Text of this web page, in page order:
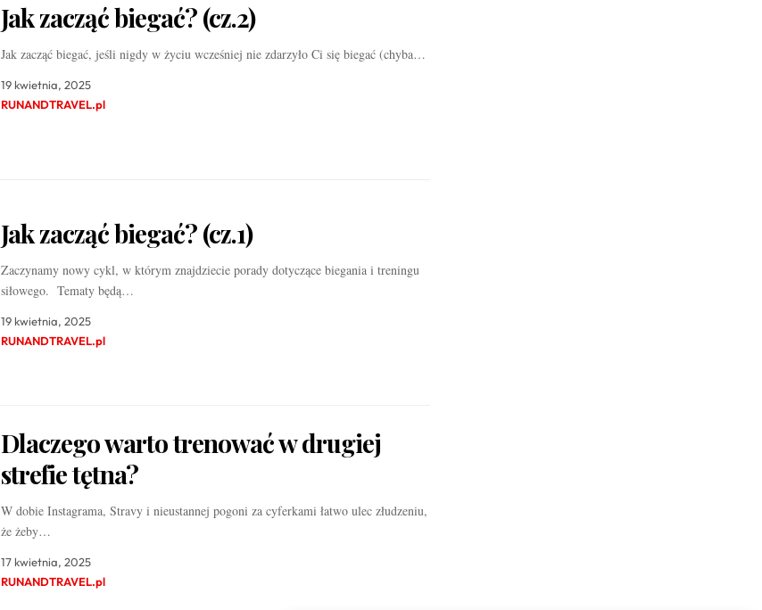
Jak zacząć biegać? (cz.2)
Jak zacząć biegać, jeśli nigdy w życiu wcześniej nie zdarzyło Ci się biegać (chyba…
19 kwietnia, 2025
RUNANDTRAVEL.pl
Jak zacząć biegać? (cz.1)
Zaczynamy nowy cykl, w którym znajdziecie porady dotyczące biegania i treningu
siłowego. Tematy będą…
19 kwietnia, 2025
RUNANDTRAVEL.pl
Dlaczego warto trenować w drugiej
strefie tętna?
W dobie Instagrama, Stravy i nieustannej pogoni za cyferkami łatwo ulec złudzeniu,
że żeby…
17 kwietnia, 2025
RUNANDTRAVEL.pl